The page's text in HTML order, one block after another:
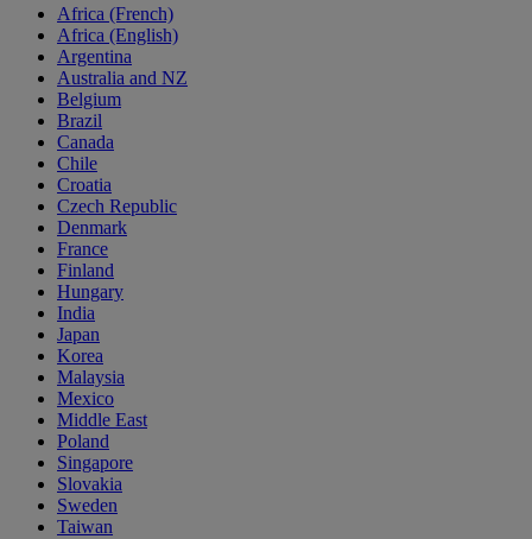
Africa (French)
Africa (English)
Argentina
Australia and NZ
Belgium
Brazil
Canada
Chile
Croatia
Czech Republic
Denmark
France
Finland
Hungary
India
Japan
Korea
Malaysia
Mexico
Middle East
Poland
Singapore
Slovakia
Sweden
Taiwan